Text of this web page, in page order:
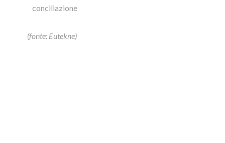
conciliazione
(fonte: Eutekne)